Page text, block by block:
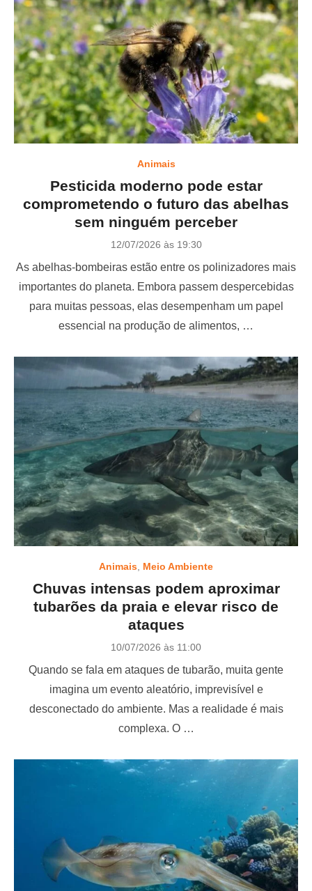
Animais
Pesticida moderno pode estar
comprometendo o futuro das abelhas
sem ninguém perceber
P
s
e
d
n
12/07/2026 às 19:30
As abelhas-bombeiras estão entre os polinizadores mais
importantes do planeta. Embora passem despercebidas
para muitas pessoas, elas desempenham um papel
essencial na produção de alimentos, …
Animais Meio Ambiente
Chuvas intensas podem aproximar
tubarões da praia e elevar risco de
ataques
P
s
e
d
10/07/2026 às 11:00
Quando se fala em ataques de tubarão, muita gente
imagina um evento aleatório, imprevisível e
desconectado do ambiente. Mas a realidade é mais
complexa. O …